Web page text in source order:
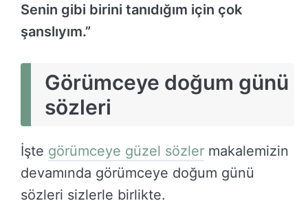
Senin gibi birini tanıdığım için çok
şanslıyım.”
Görümceye doğum günü
sözleri
İşte görümceye güzel sözler makalemizin
devamında görümceye doğum günü
sözleri sizlerle birlikte.